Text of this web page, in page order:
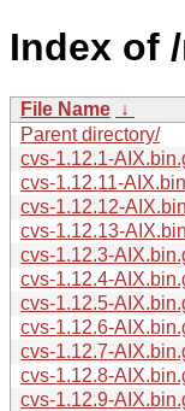
Index of
File Name ↓
Parent directory/
cvs-1.12.1-
cvs-1.12.11-
cvs-1.12.12-
cvs-1.12.13-
cvs-1.12.3-
cvs-1.12.4-
cvs-1.12.5-
cvs-1.12.6-
cvs-1.12.7-
cvs-1.12.8-
cvs-1.12.9-